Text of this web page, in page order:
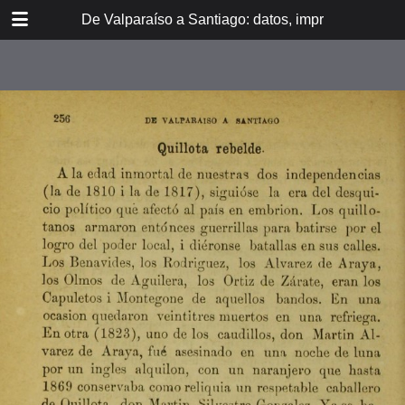
De Valparaíso a Santiago: datos, impresiones,
DOWNLOAD
Itinerario del ferrocarril de
espresamente grabado en Paris en
madera para esta obra
Dedicatoria
A los viajeros
En la Estación de Valparaíso
El banquete de inauguración i el
motín de Oyarce
Viña del Mar
Bosquejo histórico
El Salto